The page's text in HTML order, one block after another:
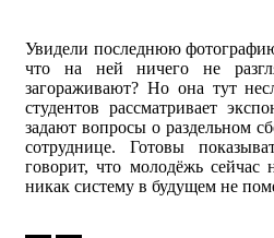
Увидели последнюю
что на ней ничего не
загораживают? Но она тут
студентов рассматривает
задают вопросы о раздельном
сотруднице. Готовы
говорит, что молодёжь сейчас
никак систему в будущем не